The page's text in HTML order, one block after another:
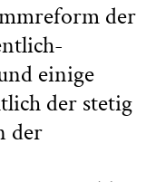
der
einige
der stetig
der